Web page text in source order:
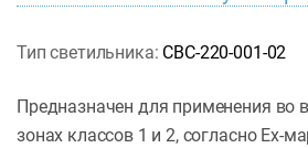
Тип светильника: СВС-220-001-02
Предназначен для применения во
зонах классов 1 и 2, согласно Ex-